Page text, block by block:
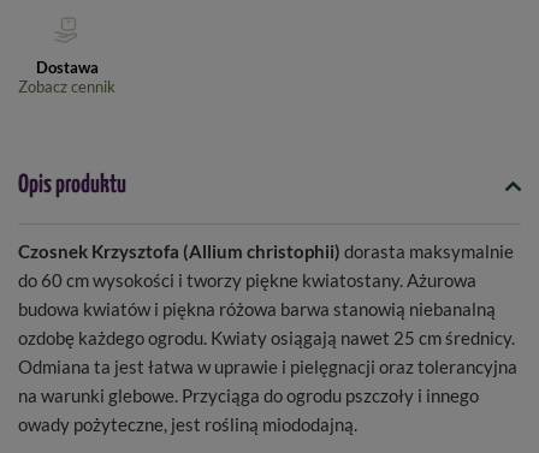
Dostawa
Zobacz cennik
Opis produktu
Czosnek Krzysztofa (Allium christophii) dorasta maksymalnie
do 60 cm wysokości i tworzy piękne kwiatostany. Ażurowa
budowa kwiatów i piękna różowa barwa stanowią niebanalną
ozdobę każdego ogrodu. Kwiaty osiągają nawet 25 cm średnicy.
Odmiana ta jest łatwa w uprawie i pielęgnacji oraz tolerancyjna
na warunki glebowe. Przyciąga do ogrodu pszczoły i innego
owady pożyteczne, jest rośliną miododajną.